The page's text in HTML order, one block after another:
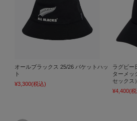
オールブラックス 25/26 バケットハッ
ト
¥3,300(税込)
ラグビー
ターメッ
セックス）
¥4,400(